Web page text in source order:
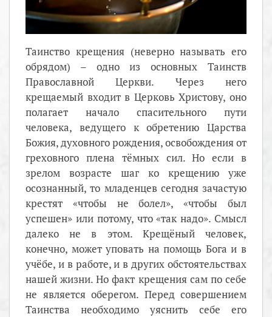
Таинство крещения (неверно называть его
обрядом) – одно из основных Таинств
Православной Церкви. Через него
крещаемый входит в Церковь Христову, оно
полагает начало спасительного пути
человека, ведущего к обретению Царства
Божия, духовного рождения, освобождения от
греховного плена тёмных сил. Но если в
зрелом возрасте шаг ко крещению уже
осознанный, то младенцев сегодня зачастую
крестят «чтобы не болел», «чтобы был
успешен» или потому, что «так надо». Смысл
далеко не в этом. Крещёный человек,
конечно, может уповать на помощь Бога и в
учёбе, и в работе, и в других обстоятельствах
нашей жизни. Но факт крещения сам по себе
не является оберегом. Перед совершением
Таинства необходимо уяснить себе его